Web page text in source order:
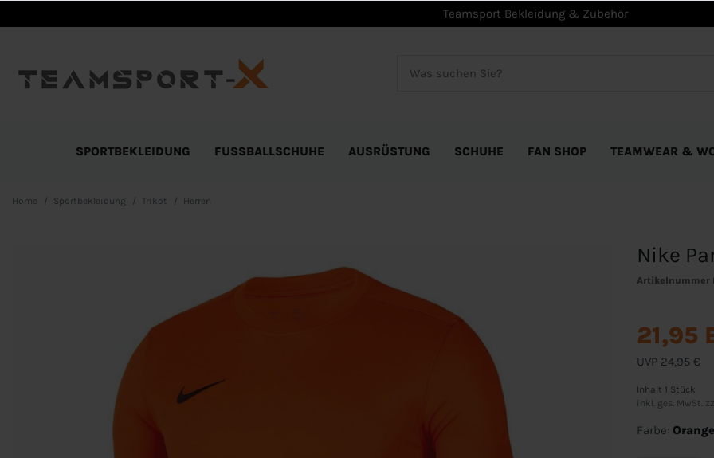
Teamsport Bekleidung & Zubehör
SPORTBEKLEIDUNG FUSSBALLSCHUHE AUSRÜSTUNG SCHUHE FAN SHOP TEAMWEAR &
Home Sportbekleidung Trikot Herren
Nike
Artikelnummer
UVP 24,95 €
21,95
Inhalt 1 Stück
inkl. ges. MwSt.
Farbe: Orange